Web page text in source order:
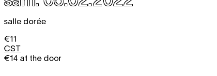
salle dorée
€11
CST
€14 at the door